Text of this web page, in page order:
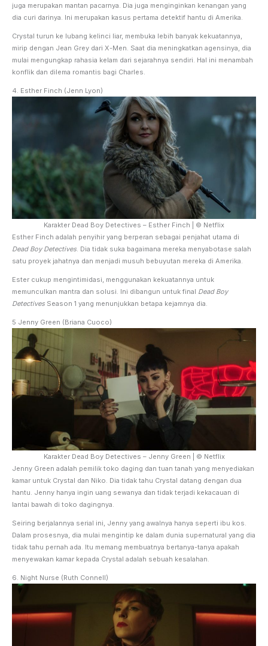
juga merupakan mantan pacarnya. Dia juga menginginkan kenangan yang
dia curi darinya. Ini merupakan kasus pertama detektif hantu di Amerika.
Crystal turun ke lubang kelinci liar, membuka lebih banyak kekuatannya,
mirip dengan Jean Grey dari X-Men. Saat dia meningkatkan agensinya, dia
mulai mengungkap rahasia kelam dari sejarahnya sendiri. Hal ini menambah
konflik dan dilema romantis bagi Charles.
4. Esther Finch (Jenn Lyon)
Karakter Dead Boy Detectives – Esther Finch | © Netflix
Esther Finch adalah penyihir yang berperan sebagai penjahat utama di
Dead Boy Detectives . Dia tidak suka bagaimana mereka menyabotase salah
satu proyek jahatnya dan menjadi musuh bebuyutan mereka di Amerika.
Ester cukup mengintimidasi, menggunakan kekuatannya untuk
memunculkan mantra dan solusi. Ini dibangun untuk final Dead Boy
Detectives Season 1 yang menunjukkan betapa kejamnya dia.
5 Jenny Green (Briana Cuoco)
Karakter Dead Boy Detectives – Jenny Green | © Netflix
Jenny Green adalah pemilik toko daging dan tuan tanah yang menyediakan
kamar untuk Crystal dan Niko. Dia tidak tahu Crystal datang dengan dua
hantu. Jenny hanya ingin uang sewanya dan tidak terjadi kekacauan di
lantai bawah di toko dagingnya.
Seiring berjalannya serial ini, Jenny yang awalnya hanya seperti ibu kos.
Dalam prosesnya, dia mulai mengintip ke dalam dunia supernatural yang dia
tidak tahu pernah ada. Itu memang membuatnya bertanya-tanya apakah
menyewakan kamar kepada Crystal adalah sebuah kesalahan.
6. Night Nurse (Ruth Connell)